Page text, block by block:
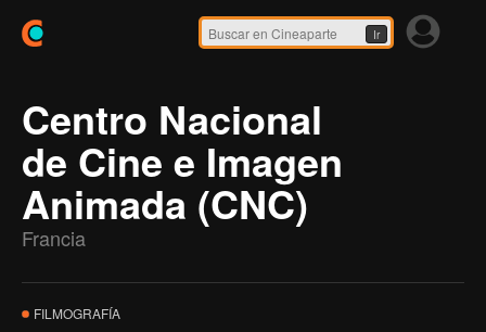
Ir
Centro Nacional
de Cine e Imagen
Animada (CNC)
Francia
FILMOGRAFÍA